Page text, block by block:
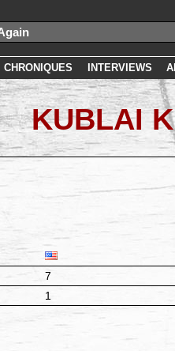
CHRONIQUES INTERVIEWS
KUBLAI
7
1